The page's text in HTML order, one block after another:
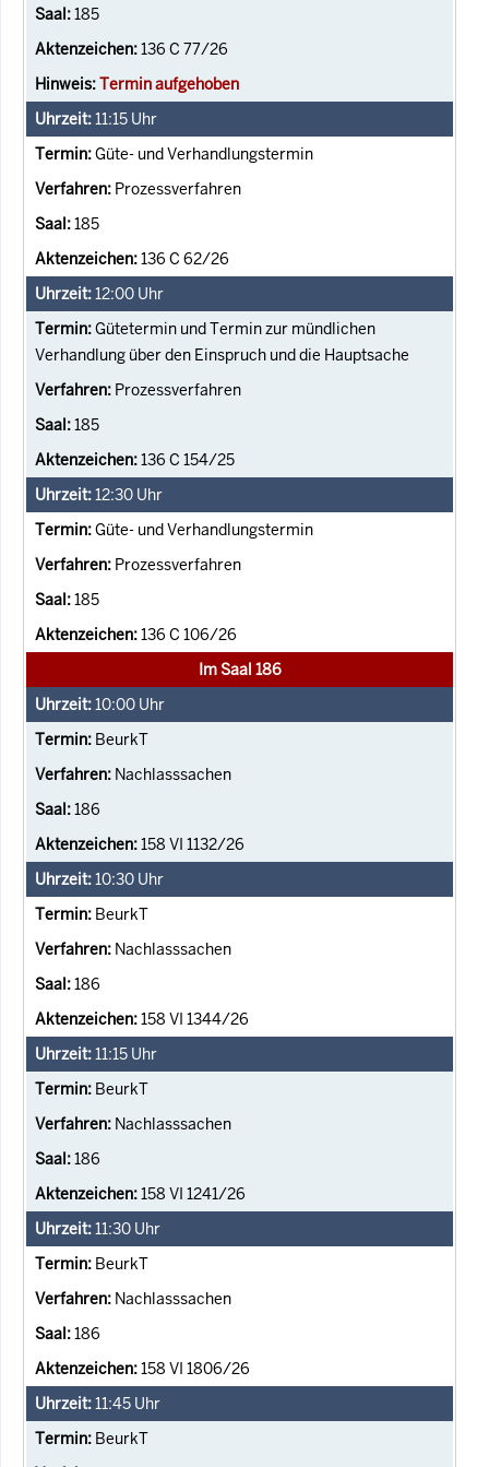
185
136 C 77/26
Termin aufgehoben
11:15 Uhr
Güte- und Verhandlungstermin
Prozessverfahren
185
136 C 62/26
12:00 Uhr
Gütetermin und Termin zur mündlichen
Verhandlung über den Einspruch und die Hauptsache
Prozessverfahren
185
136 C 154/25
12:30 Uhr
Güte- und Verhandlungstermin
Prozessverfahren
185
136 C 106/26
Im Saal 186
10:00 Uhr
BeurkT
Nachlasssachen
186
158 VI 1132/26
10:30 Uhr
BeurkT
Nachlasssachen
186
158 VI 1344/26
11:15 Uhr
BeurkT
Nachlasssachen
186
158 VI 1241/26
11:30 Uhr
BeurkT
Nachlasssachen
186
158 VI 1806/26
11:45 Uhr
BeurkT